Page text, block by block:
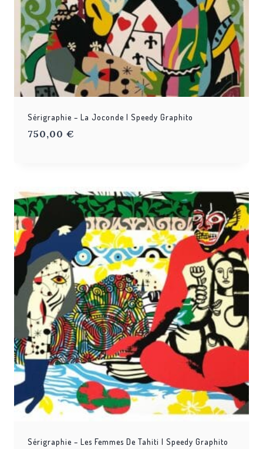
Sérigraphie – La Joconde | Speedy Graphito
750,00 €
Sérigraphie – Les Femmes De Tahiti | Speedy Graphito